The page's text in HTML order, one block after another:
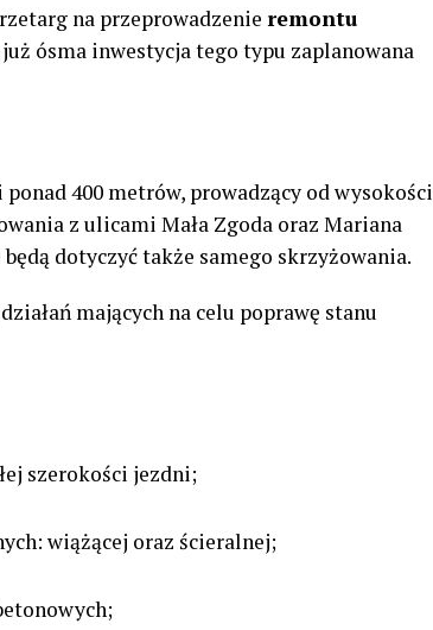
na przeprowadzenie remontu
już ósma inwestycja tego typu zaplanowana
400 metrów, prowadzący od wysokości
z ulicami Mała Zgoda oraz Mariana
będą dotyczyć także samego skrzyżowania.
mających na celu poprawę stanu
szerokości jezdni;
wiążącej oraz ścieralnej;